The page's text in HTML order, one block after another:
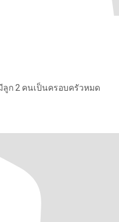
ก 2 คนเป็นครอบครัวหมด